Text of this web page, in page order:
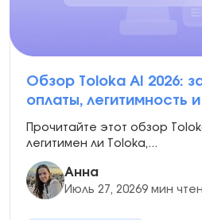
Обзор Toloka AI 2026:
оплаты, легитимность
пользователей
Прочитайте этот обзор
легитимен ли Toloka,...
Анна
Июль 27, 20269 мин